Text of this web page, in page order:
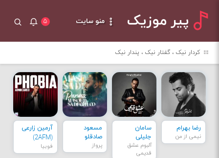
پیر موزیک منو سایت ۵
کردار نیک ، گفتار نیک ، پندار نیک
رضا بهرام
نیمی از من
سامان
جلیلی
آلبوم عشق
قدیمی
مسعود
صادقلو
پرواز
آرمین زارعی
(2AFM)
فوبیا